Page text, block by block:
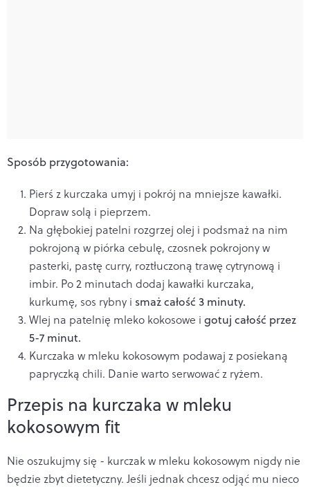
Sposób przygotowania:
Pierś z kurczaka umyj i pokrój na mniejsze kawałki.
Dopraw solą i pieprzem.
Na głębokiej patelni rozgrzej olej i podsmaż na nim
pokrojoną w piórka cebulę, czosnek pokrojony w
pasterki, pastę curry, roztłuczoną trawę cytrynową i
imbir. Po 2 minutach dodaj kawałki kurczaka,
kurkumę, sos rybny i smaż całość 3 minuty.
Wlej na patelnię mleko kokosowe i gotuj całość przez
5-7 minut.
Kurczaka w mleku kokosowym podawaj z posiekaną
papryczką chili. Danie warto serwować z ryżem.
Przepis na kurczaka w mleku
kokosowym fit
Nie oszukujmy się - kurczak w mleku kokosowym nigdy nie
będzie zbyt dietetyczny. Jeśli jednak chcesz odjąć mu nieco